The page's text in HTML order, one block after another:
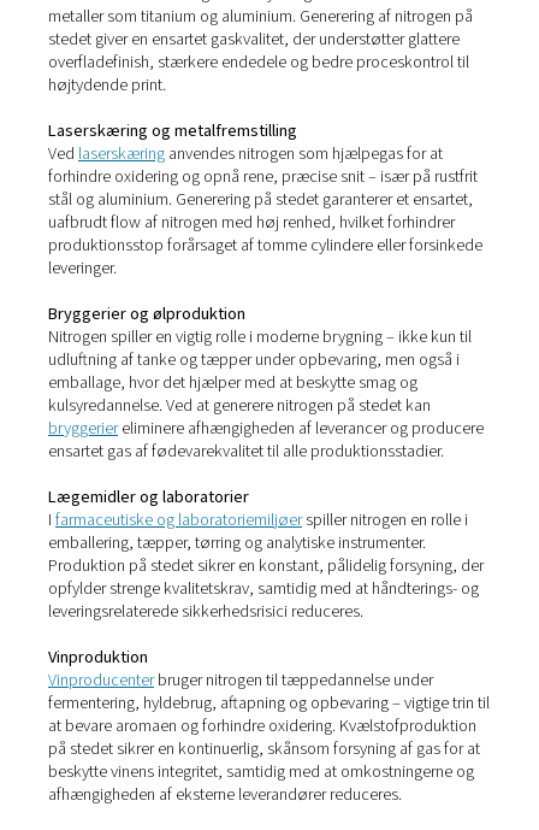
håndteringsaffald.
5. Øget sikkerhed
reducerer generering på stedet sundheds- og
dit team – ingen manuel håndtering eller udskiftning af
Hvor generering af nitrogen
stedet gør en reel forskel
Evnen til at producere nitrogen efter behov med den
og det rette tryk er uvurderlig på tværs af en lang række
brancher. Uanset om det bruges til at forbedre
produktkvaliteten, beskytte materialer eller strømline
fordele, der er skræddersyet til hver enkelt applikation.
3D-printer
Iadditiv fremstillingbruges nitrogen til at skabe inerte
der forhindrer oxidering under trykning – især med
metaller som titanium og aluminium. Generering af
stedet giver en ensartet gaskvalitet, der understøtter
overfladefinish, stærkere endedele og bedre
højtydende print.
Laserskæring og metalfremstilling